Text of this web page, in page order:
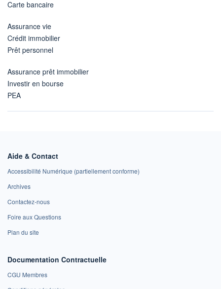
Carte bancaire
Assurance vie
Crédit immobilier
Prêt personnel
Assurance prêt immobilier
Investir en bourse
PEA
Aide & Contact
Accessibilité Numérique (partiellement conforme)
Archives
Contactez-nous
Foire aux Questions
Plan du site
Documentation Contractuelle
CGU Membres